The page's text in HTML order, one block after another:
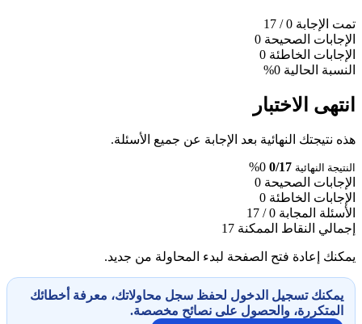
تمت الإجابة 0
/ 17
الإجابات الصحيحة 0
الإجابات الخاطئة 0
النسبة الحالية 0%
انتهى الاختبار
هذه نتيجتك النهائية بعد الإجابة عن جميع الأسئلة.
النتيجة النهائية 0/17
0%
الإجابات الصحيحة 0
الإجابات الخاطئة 0
الأسئلة المجابة 0 / 17
إجمالي النقاط الممكنة 17
يمكنك إعادة فتح الصفحة لبدء المحاولة من جديد.
يمكنك تسجيل الدخول لحفظ سجل محاولاتك، معرفة أخطائك
المتكررة، والحصول على نصائح مخصصة.